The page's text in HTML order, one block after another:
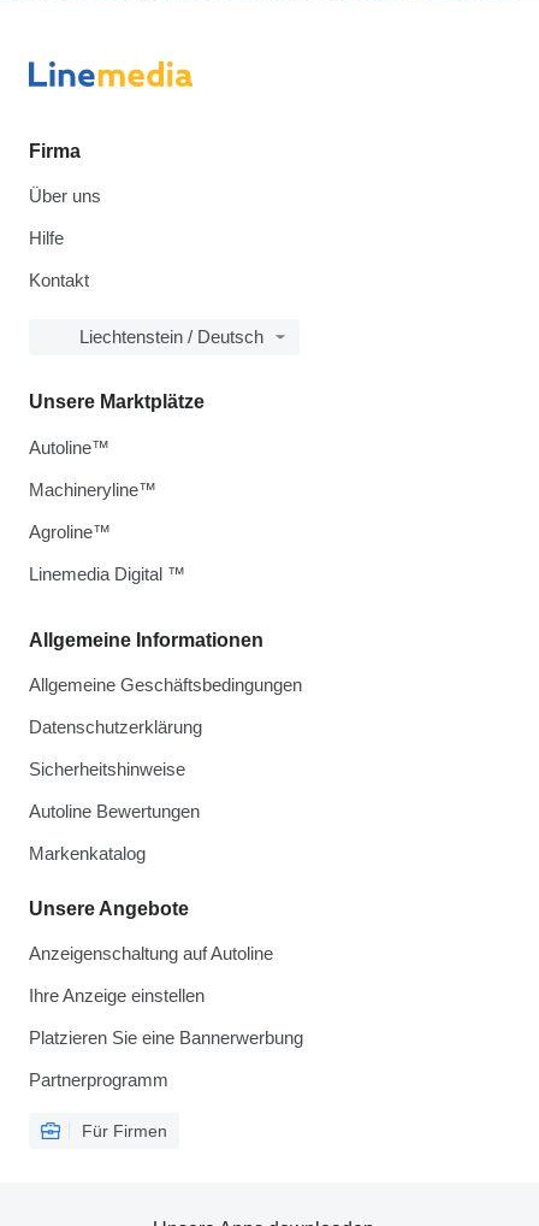
Firma
Über uns
Hilfe
Kontakt
Liechtenstein / Deutsch
Allgemeine Informationen
Allgemeine Geschäftsbedingungen
Datenschutzerklärung
Sicherheitshinweise
Autoline Bewertungen
Markenkatalog
Unsere Angebote
Anzeigenschaltung auf Autoline
Ihre Anzeige einstellen
Platzieren Sie eine Bannerwerbung
Partnerprogramm
Für Firmen
Unsere Marktplätze
Autoline™
Machineryline™
Agroline™
Linemedia Digital ™